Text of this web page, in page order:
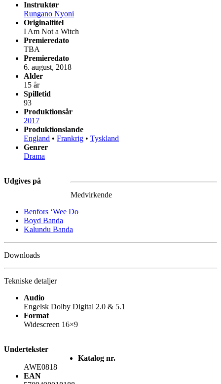
Instruktør
Rungano Nyoni
Originaltitel
I Am Not a Witch
Premieredato
TBA
Premieredato
6. august, 2018
Alder
15 år
Spilletid
93
Produktionsår
2017
Produktionslande
England • Frankrig • Tyskland
Genrer
Drama
Udgives på
Medvirkende
Benfors ‘Wee Do
Boyd Banda
Kalundu Banda
Downloads
Tekniske detaljer
Audio
Engelsk Dolby Digital 2.0 & 5.1
Format
Widescreen 16×9
Undertekster
Katalog nr.
AWE0818
EAN